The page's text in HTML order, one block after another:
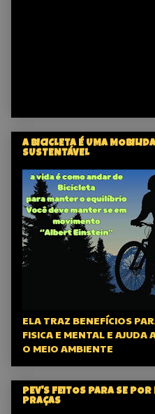
A BICICLETA É UMA
SUSTENTÁVEL
ELA TRAZ BENEFÍCIOS
FISICA E MENTAL E AJUDA
O MEIO AMBIENTE
PEV'S FEITOS PARA SE POR
PRAÇAS